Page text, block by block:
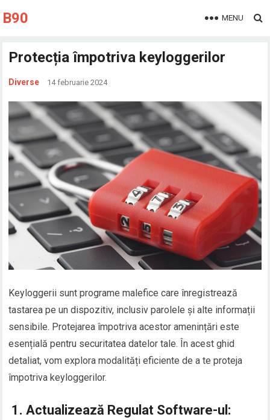
B90 MENU
Protecția împotriva keyloggerilor
Diverse 14 februarie 2024
Keyloggerii sunt programe malefice care înregistrează
tastarea pe un dispozitiv, inclusiv parolele și alte informații
sensibile. Protejarea împotriva acestor amenințări este
esențială pentru securitatea datelor tale. În acest ghid
detaliat, vom explora modalități eficiente de a te proteja
împotriva keyloggerilor.
1.Actualizează Regulat Software-ul: